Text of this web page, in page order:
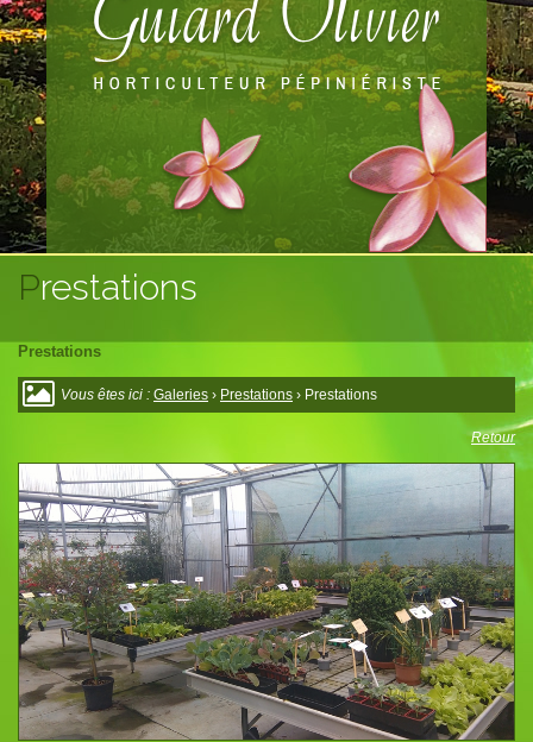
Prestations
Vous êtes ici : Galeries › Prestations › Prestations
Retour
Prestations